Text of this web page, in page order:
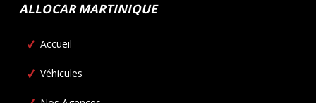
ALLOCAR MARTINIQUE
Accueil
Véhicules